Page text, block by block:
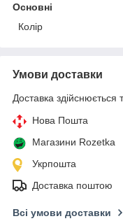
Основні
Колір
Умови доставки
Доставка здійснюється
Нова Пошта
Магазини Rozetka
Укрпошта
Доставка поштою
Всі умови доставки